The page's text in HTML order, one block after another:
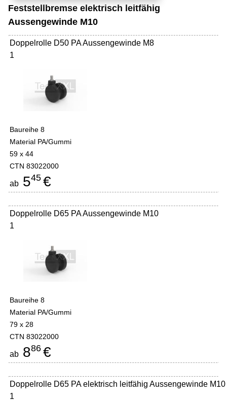
Feststellbremse elektrisch leitfähig
Aussengewinde M10
Doppelrolle D50 PA Aussengewinde M8
1
Baureihe 8
Material PA/Gummi
59 x 44
CTN 83022000
ab 545 €
Doppelrolle D65 PA Aussengewinde M10
1
Baureihe 8
Material PA/Gummi
79 x 28
CTN 83022000
ab 886 €
Doppelrolle D65 PA elektrisch leitfähig Aussengewinde M10
1